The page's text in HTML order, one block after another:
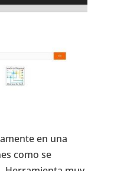
en una
como se